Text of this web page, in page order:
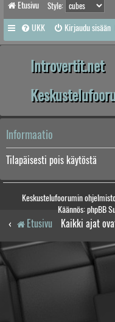
Etusivu Style:
UKK Kirjaudu sisään
Introvertit.net
Informaatio
Tilapäisesti pois käytöstä
Keskustelufoorumin
Käännös: phpBB
Etusivu Kaikki ajat